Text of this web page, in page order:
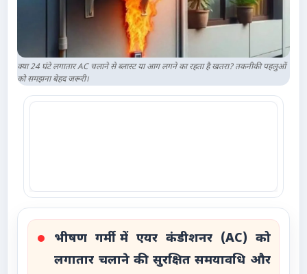
क्या 24 घंटे लगातार AC चलाने से ब्लास्ट या आग लगने का रहता है खतरा? तकनीकी पहलुओं
को समझना बेहद जरूरी।
भीषण गर्मी में एयर कंडीशनर (AC) को
लगातार चलाने की सुरक्षित समयावधि और